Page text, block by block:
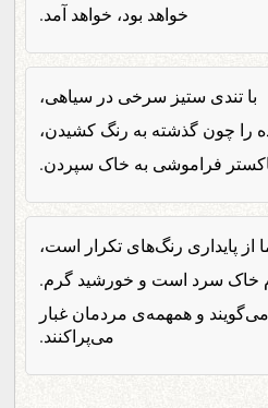
خواهد آمد.
با تندی ستیز سرخی در سیاهی،
را چون گذشته به رنگ کشیدن،
فراموشی به خاک سپردن.
از پایداری رنگ‌های تکرار است،
خاک سرد است و خورشید گرم.
و همهمه‌ی مردمان غبار
می‌پراکنند.